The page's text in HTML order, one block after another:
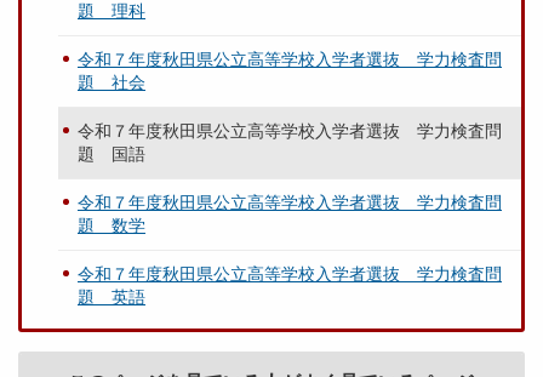
題 理科
令和７年度秋田県公立高等学校入学者選抜 学力検査問
題 社会
令和７年度秋田県公立高等学校入学者選抜 学力検査問
題 国語
令和７年度秋田県公立高等学校入学者選抜 学力検査問
題 数学
令和７年度秋田県公立高等学校入学者選抜 学力検査問
題 英語